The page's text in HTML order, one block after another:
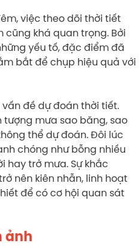
việc theo dõi thời tiết
khá quan trọng. Bởi
yếu tố, đặc điểm đã
bắt để chụp hiệu quả với
đề dự đoán thời tiết.
tượng mưa sao băng, sao
thể dự đoán. Đôi lúc
chóng như bỗng nhiều
hay trở mưa. Sự khắc
nên kiên nhẫn, linh hoạt
để có cơ hội quan sát
ảnh